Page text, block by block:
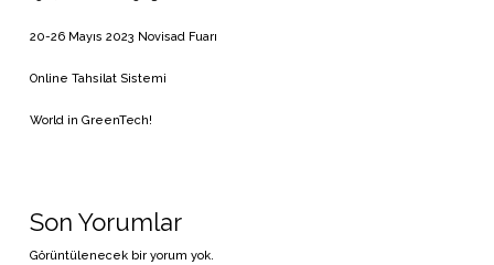
20-26 Mayıs 2023 Novisad Fuarı
Online Tahsilat Sistemi
World in GreenTech!
Son Yorumlar
Görüntülenecek bir yorum yok.